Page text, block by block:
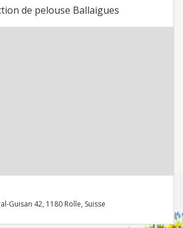
de pelouse Ballaigues
Guisan 42, 1180 Rolle, Suisse